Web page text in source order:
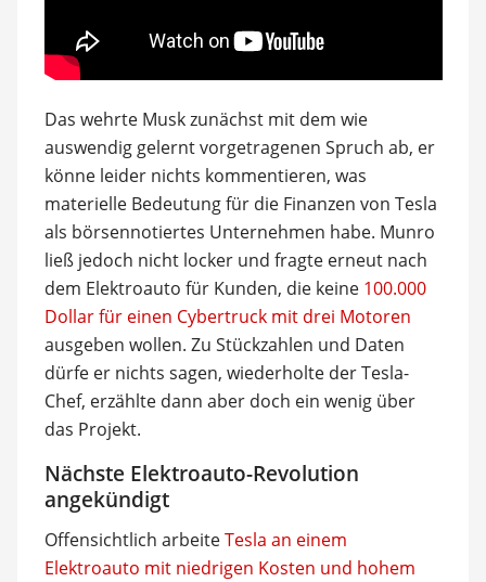
Das wehrte Musk zunächst mit dem wie
auswendig gelernt vorgetragenen Spruch ab, er
könne leider nichts kommentieren, was
materielle Bedeutung für die Finanzen von Tesla
als börsennotiertes Unternehmen habe. Munro
ließ jedoch nicht locker und fragte erneut nach
dem Elektroauto für Kunden, die keine 100.000
Dollar für einen Cybertruck mit drei Motoren
ausgeben wollen. Zu Stückzahlen und Daten
dürfe er nichts sagen, wiederholte der Tesla-
Chef, erzählte dann aber doch ein wenig über
das Projekt.
Nächste Elektroauto-Revolution
angekündigt
Offensichtlich arbeiteTesla an einem
Elektroauto mit niedrigen Kosten und hohem